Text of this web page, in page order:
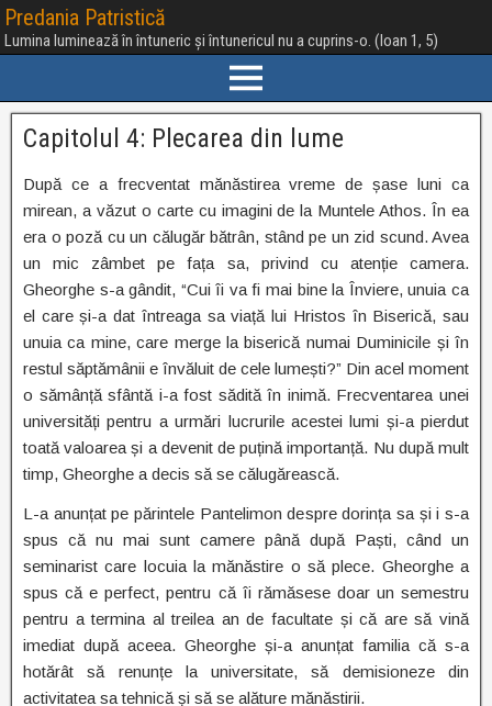
Predania Patristică
Lumina luminează în întuneric și întunericul nu a cuprins-o. (Ioan 1, 5)
Capitolul 4: Plecarea din lume
După ce a frecventat mănăstirea vreme de șase luni ca
mirean, a văzut o carte cu imagini de la Muntele Athos. În ea
era o poză cu un călugăr bătrân, stând pe un zid scund. Avea
un mic zâmbet pe fața sa, privind cu atenție camera.
Gheorghe s-a gândit, “Cui îi va fi mai bine la Înviere, unuia ca
el care și-a dat întreaga sa viață lui Hristos în Biserică, sau
unuia ca mine, care merge la biserică numai Duminicile și în
restul săptămânii e învăluit de cele lumești?” Din acel moment
o sămânță sfântă i-a fost sădită în inimă. Frecventarea unei
universități pentru a urmări lucrurile acestei lumi și-a pierdut
toată valoarea și a devenit de puțină importanță. Nu după mult
timp, Gheorghe a decis să se călugărească.
L-a anunțat pe părintele Pantelimon despre dorința sa și i s-a
spus că nu mai sunt camere până după Paști, când un
seminarist care locuia la mănăstire o să plece. Gheorghe a
spus că e perfect, pentru că îi rămăsese doar un semestru
pentru a termina al treilea an de facultate și că are să vină
imediat după aceea. Gheorghe și-a anunțat familia că s-a
hotărât să renunțe la universitate, să demisioneze din
activitatea sa tehnică și să se alăture mănăstirii.